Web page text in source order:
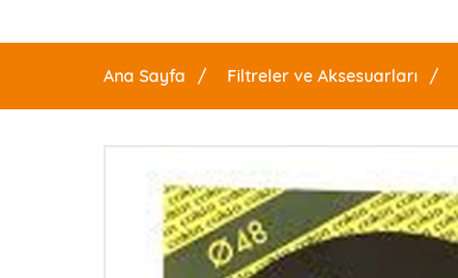
Ana Sayfa Filtreler ve Aksesuarları